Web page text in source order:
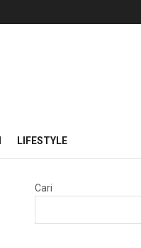
LIFESTYLE
Cari